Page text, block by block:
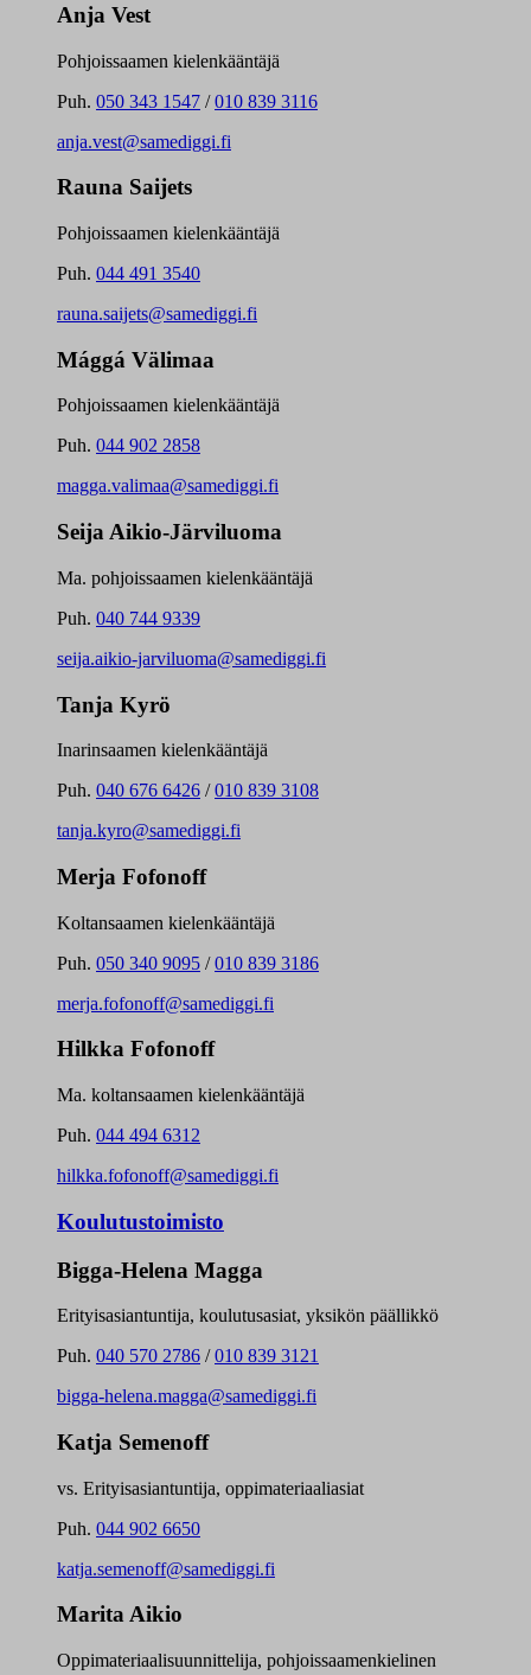
Anja Vest
Pohjoissaamen kielenkääntäjä
Puh. 050 343 1547 /010 839 3116
anja.vest@samediggi.fi
Rauna Saijets
Pohjoissaamen kielenkääntäjä
Puh. 044 491 3540
rauna.saijets@samediggi.fi
Mággá Välimaa
Pohjoissaamen kielenkääntäjä
Puh. 044 902 2858
magga.valimaa@samediggi.fi
Seija Aikio-Järviluoma
Ma. pohjoissaamen kielenkääntäjä
Puh. 040 744 9339
seija.aikio-jarviluoma@samediggi.fi
Tanja Kyrö
Inarinsaamen kielenkääntäjä
Puh. 040 676 6426 /010 839 3108
tanja.kyro@samediggi.fi
Merja Fofonoff
Koltansaamen kielenkääntäjä
Puh. 050 340 9095 /010 839 3186
merja.fofonoff@samediggi.fi
Hilkka Fofonoff
Ma. koltansaamen kielenkääntäjä
Puh. 044 494 6312
hilkka.fofonoff@samediggi.fi
Koulutustoimisto
Bigga-Helena Magga
Erityisasiantuntija, koulutusasiat, yksikön päällikkö
Puh. 040 570 2786 /010 839 3121
bigga-helena.magga@samediggi.fi
Katja Semenoff
vs. Erityisasiantuntija, oppimateriaaliasiat
Puh. 044 902 6650
katja.semenoff@samediggi.fi
Marita Aikio
Oppimateriaalisuunnittelija, pohjoissaamenkielinen